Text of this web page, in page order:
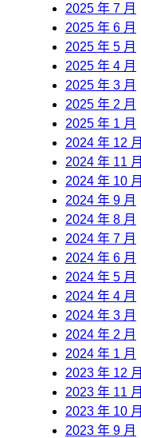
2025 年 7 月
2025 年 6 月
2025 年 5 月
2025 年 4 月
2025 年 3 月
2025 年 2 月
2025 年 1 月
2024 年 12 月
2024 年 11 月
2024 年 10 月
2024 年 9 月
2024 年 8 月
2024 年 7 月
2024 年 6 月
2024 年 5 月
2024 年 4 月
2024 年 3 月
2024 年 2 月
2024 年 1 月
2023 年 12 月
2023 年 11 月
2023 年 10 月
2023 年 9 月